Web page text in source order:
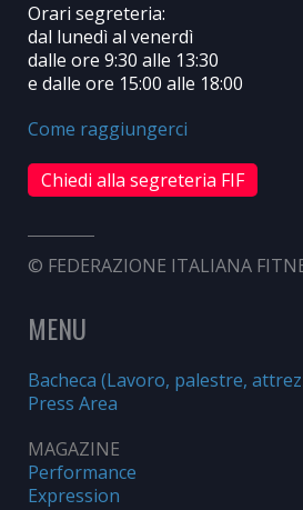
Orari segreteria:
dal lunedì al venerdì
dalle ore 9:30 alle 13:30
e dalle ore 15:00 alle 18:00
Come raggiungerci
Chiedi alla segreteria FIF
© FEDERAZIONE ITALIANA
MENU
Bacheca (Lavoro, palestre,
Press Area
MAGAZINE
Performance
Expression